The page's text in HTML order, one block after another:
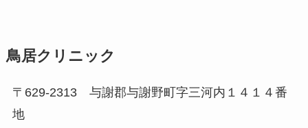
鳥居クリニック
〒629-2313 与謝郡与謝野町字三河内１４１４番
地